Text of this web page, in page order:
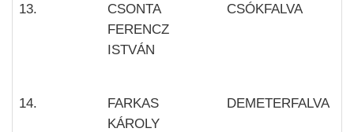
13.
CSONTA
FERENCZ
ISTVÁN
CSÓKFALVA
14.
FARKAS
KÁROLY
DEMETERFALVA